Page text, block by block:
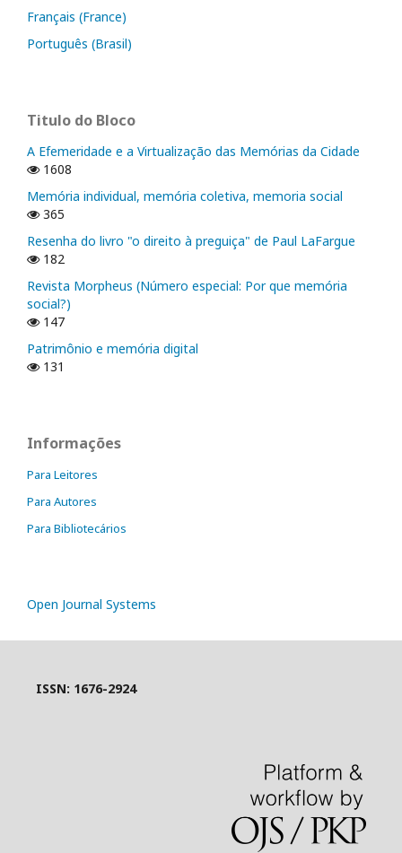
Français (France)
Português (Brasil)
Titulo do Bloco
A Efemeridade e a Virtualização das Memórias da Cidade
1608
Memória individual, memória coletiva, memoria social
365
Resenha do livro "o direito à preguiça" de Paul LaFargue
182
Revista Morpheus (Número especial: Por que memória
social?)
147
Patrimônio e memória digital
131
Informações
Para Leitores
Para Autores
Para Bibliotecários
Open Journal Systems
ISSN: 1676-2924